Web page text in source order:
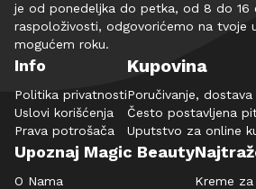
je od ponedeljka do petka, od 8 do 16
raspoloživosti, odgovorićemo na tvoje
mogućem roku.
Info
Politika privatnosti
Uslovi korišćenja
Prava potrošača
Kupovina
Poručivanje,
Često postavljena
Uputstvo za online
Upoznaj Magic Beauty
O Nama Kreme